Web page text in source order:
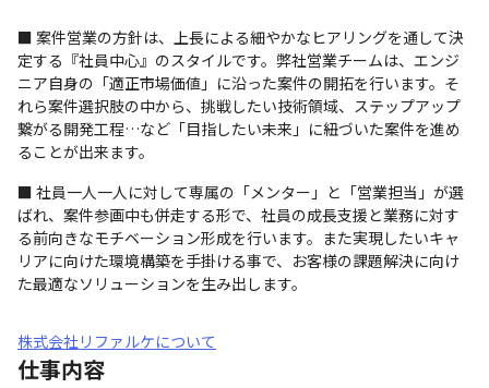
■ 案件営業の方針は、上長による細やかなヒアリングを通して決
定する『社員中心』のスタイルです。弊社営業チームは、エンジ
ニア自身の「適正市場価値」に沿った案件の開拓を行います。そ
れら案件選択肢の中から、挑戦したい技術領域、ステップアップ
繋がる開発工程…など「目指したい未来」に紐づいた案件を進め
ることが出来ます。
■ 社員一人一人に対して専属の「メンター」と「営業担当」が選
ばれ、案件参画中も併走する形で、社員の成長支援と業務に対す
る前向きなモチベーション形成を行います。また実現したいキャ
リアに向けた環境構築を手掛ける事で、お客様の課題解決に向け
た最適なソリューションを生み出します。
株式会社リファルケについて
仕事内容